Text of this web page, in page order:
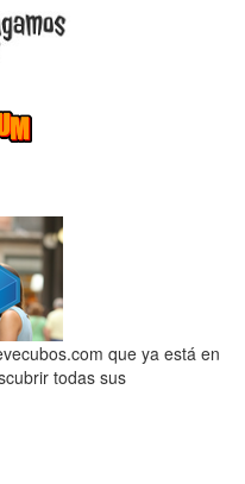
que ya está en
todas sus